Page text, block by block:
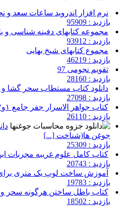
نرم افزار اندروید ساعات سعد و
بازدید : 95909
مجموعه کتابهای دفینه شناسی و
بازدید : 93912
مجموع کتابهای شیخ بهایی
بازدید : 46219
تقویم نجومی 97
بازدید : 28160
دانلود کتاب مستطاب سحر گشا و
بازدید : 27098
کتاب جواهر الاسرار جفر جامع ۱و۲
بازدید : 26110
جوغن ها(شناخت [...]
بازدید : 25309
کتاب کامل علوم غریبه مجربات
بازدید : 20743
آموزش ساخت لوپ یک متری
بازدید : 19783
کتاب باطل ساختن هرگونه سحر و
بازدید : 18502